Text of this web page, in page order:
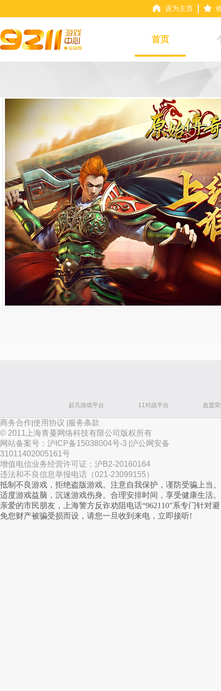
设为主页
首页
起凡游戏平台 11对战平台 血盟
商务合作|使用协议 |服务条款
©️ 2011上海青蔓网络科技有限公司版权所有
网站备案号：沪ICP备15038004号-3 |沪公网安备
31011402005161号
增值电信业务经营许可证：沪B2-20160164
违法和不良信息举报电话（021-23099155）
抵制不良游戏，拒绝盗版游戏。注意自我保护，谨防受骗上当。
适度游戏益脑，沉迷游戏伤身。合理安排时间，享受健康生活。
亲爱的市民朋友，上海警方反诈劝阻电话“962110”系专门针对避
免您财产被骗受损而设，请您一旦收到来电，立即接听!